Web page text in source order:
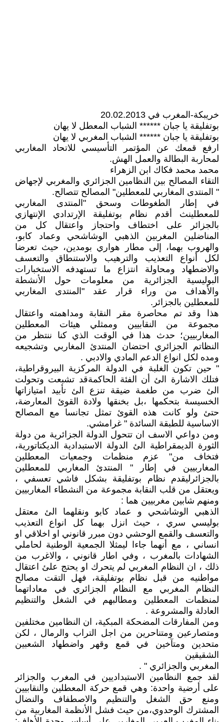
خريبكة-المغرب في 20.02.2013
بوتفليقة يا جبان ****** الشباب المعطل لا يهان
بوتفليقة يا جبان ****** الشباب المغربي لا يهان
ارفع قمعك عن المؤتمر التأسيسي للاتحاد المغاربي
لمحاربة البطالة والعمل الهش.
محمد محمد فكاك ابن الزهراء
التقاء المصالح بين النظامين الجزائري والمغربي لإجهاض
" المنتدى المغاربي للمعطلين" المصالح تتصالح.
في إطار الطغوطات وسحق "المنتدى المغاربي
للمعطلينث أقدم نظام بوتفليقة الإرتدادي الإنتهازي
بالجزائر على اختطاف واحتجاز واعتقال كل من
المناضلين المغربين الذهبي الوشاشحي وعماد كابو،
والهروب بهما، إلى مطار هواري بومدين، حيث تعرضا
لكل أنواع التعذيب والترهيب والاستنطاق والتعسف
والاضطهاد ومحاولة انتزاع ما تستهدفه الاستخبارات
البوليسية الجزائرية من معلومات حول الأنشطة
والأهداف من وراء قرار عقد "المنتدى المغاربي
للمعطلين بالجزائر.
هذا وقد تم محاصرة مقر النقابة ومداهمته واعتقال
مجموعة من النقابيين وممثلي هيئات المعطلين
المغاربيين؛ حدث هذا في الوقت الذي كنا ننتظر من
النظاتم الجزائري احتضان المنتدئ المغاربي وتشجيعه
ومده لكل انواع الدعم المادي والادبي .
" حين تكون الغلبة في الدولة المركزية البيروقراطية،
فتلك الاشارة الئ أن الفئة الحاكمةقد تشبعت وتحولت
الئ ضرب من طغمة ضيقة تنزع الئ تأبيد امتيازاتها
الخسيسة بتحكمها ،بل بخنقها ولادة القوئ المعارضة،
حتئ ولو كانت هذه القوئ تمثل تجانسا مع المصالح
الاساسية للطبقة السائدة " غرامشي.
ومن دواعي الاسف ان تتحول الدولة الجزائرية من دولة
الثورة الديمقراطية الئ الدولة الاستبدادية الديكتاتورية،
فتخاف من" عزم منظمات وجمعيات المعطلين
المغاربيين في إطار " المنتدئ المغاربي للمعطلين
بالجزائرليقدم نظام بوتفليقة بشكل فاشي تعسفي ،
ويعتقل من قلب النقابة مجموعة من النشطاء المغاربيين
ومنهم شابين مغربيين هما :
الذهبي الوشاشحي و عماد كابو ونقلهما الئ معتقل
بوليسي سري ، حيث انزل بهما كل انواع التعذيب
والتعسف والقمع الوحشي دون مبرر قانوني او اخلاقي او
انساني ، مع أنهما جاءا ليمثلا الجمعية الوطنية لحاملي
الشهادات بالمغرب ، وفي اطار قانوني ، والاغرب من
ذلك ، ان النظام المغربي لم يتحرك او يحتج علئ اعتقال
مواطنيه من قبل نظام بوتفليقة، فهل التقت مصالح
النظام المغربي مع النظام الجزائري في معاداتهما
لمنظمات المعطلين ومطالبهم في الشغل والتنظيم
العادلة والمشروعة .
ومن المفارقات المضحكة المبكية، ان النظامين مختلفين
ومتصارعين ومتناحرين من اجل التراب والرمال ، لكن
متحدين ومتآخين في قمع وقهر واضطهاد الشعبين
الشقيقين
المغربي والجزائري " .
لقد جمع النظامين الاستبداديين في المغرب والجزائر
على أرضية واحدة: وهي قمع حركة المعطلين والنقابيين
ومنع حق الشغل والتنظيم والاصطفاف والنضال
المشترك الوحدوي،من حيث فشل الأنظمة المغاربية من